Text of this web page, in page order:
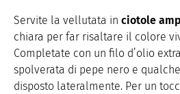
Servite la vellutata in ciotole
chiara per far risaltare il colore
Completate con un filo d’olio
spolverata di pepe nero e
disposto lateralmente. Per un